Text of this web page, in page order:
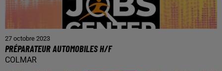
27 octobre 2023
PRÉPARATEUR AUTOMOBILES H/F
COLMAR